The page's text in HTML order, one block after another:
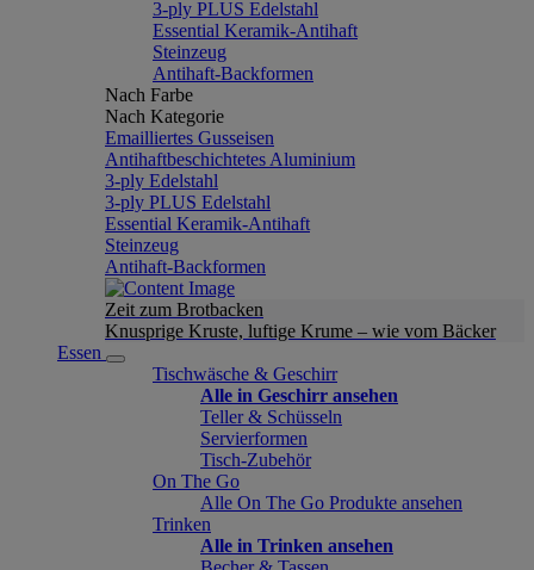
3-ply PLUS Edelstahl
Essential Keramik-Antihaft
Steinzeug
Antihaft-Backformen
Nach Farbe
Nach Kategorie
Emailliertes Gusseisen
Antihaftbeschichtetes Aluminium
3-ply Edelstahl
3-ply PLUS Edelstahl
Essential Keramik-Antihaft
Steinzeug
Antihaft-Backformen
Zeit zum Brotbacken
Knusprige Kruste, luftige Krume – wie vom Bäcker
Essen
Tischwäsche & Geschirr
Alle in Geschirr ansehen
Teller & Schüsseln
Servierformen
Tisch-Zubehör
On The Go
Alle On The Go Produkte ansehen
Trinken
Alle in Trinken ansehen